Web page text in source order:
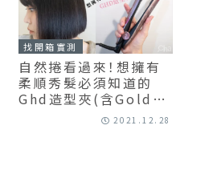
找開箱實測
自然捲看過來！想擁有
柔順秀髮必須知道的
Ghd造型夾(含Gold／
platinum+／無線離
2021.12.28